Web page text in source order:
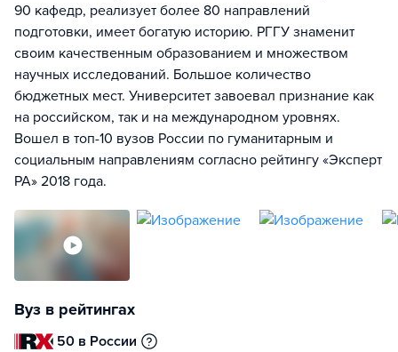
90 кафедр, реализует более 80 направлений
подготовки, имеет богатую историю. РГГУ знаменит
своим качественным образованием и множеством
научных исследований. Большое количество
бюджетных мест. Университет завоевал признание как
на российском, так и на международном уровнях.
Вошел в топ-10 вузов России по гуманитарным и
социальным направлениям согласно рейтингу «Эксперт
РА» 2018 года.
Вуз в рейтингах
50 в России